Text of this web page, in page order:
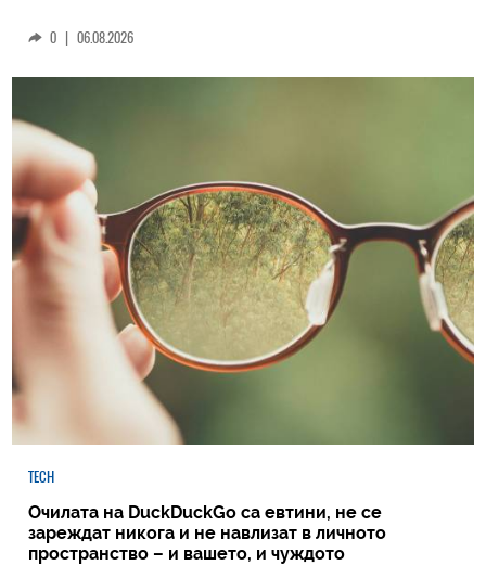
0 | 06.08.2026
TECH
Очилата на DuckDuckGo са евтини, не се
зареждат никога и не навлизат в личното
пространство – и вашето, и чуждото